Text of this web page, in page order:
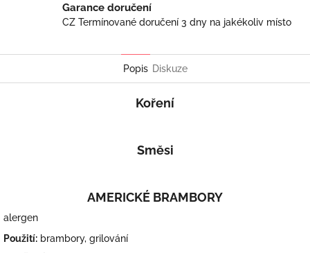
Garance doručení
CZ Termínované doručení 3 dny na jakékoliv místo
Popis Diskuze
Koření
Směsi
AMERICKÉ BRAMBORY
alergen
Použití: brambory, grilování